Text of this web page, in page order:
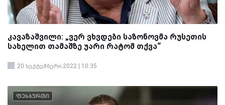
კავაზაშვილი: „ვერ ვხვდები საზონოვმა რუსეთის
სახელით თამაშზე უარი რატომ თქვა“
20 სექტემბერი 2022 | 10:35
ფეხბურთი